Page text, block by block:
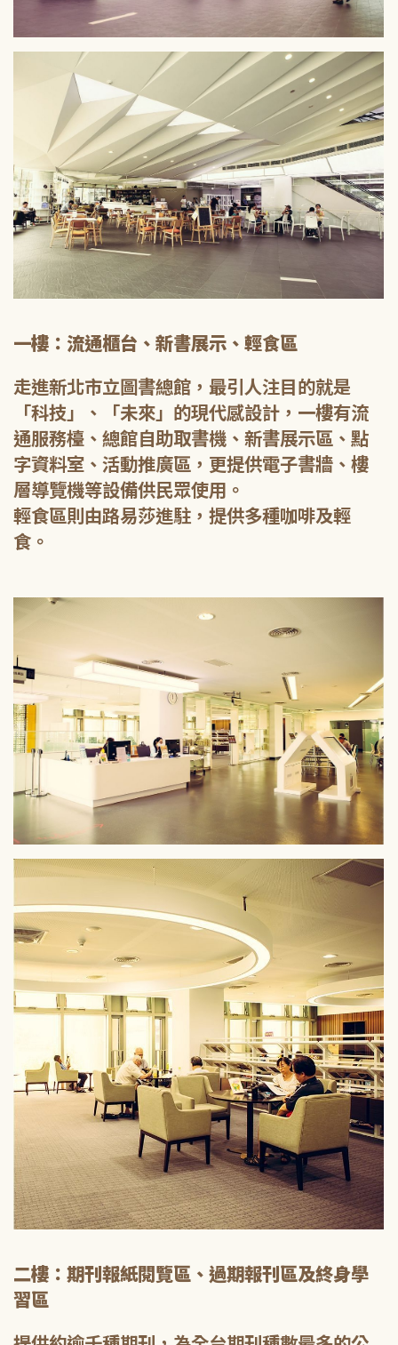
一樓：流通櫃台、新書展示、輕食區
走進新北市立圖書總館，最引人注目的就是
「科技」、「未來」的現代感設計，一樓有流
通服務檯、總館自助取書機、新書展示區、點
字資料室、活動推廣區，更提供電子書牆、樓
層導覽機等設備供民眾使用。
輕食區則由路易莎進駐，提供多種咖啡及輕
食。
二樓：期刊報紙閱覽區、過期報刊區及終身學
習區